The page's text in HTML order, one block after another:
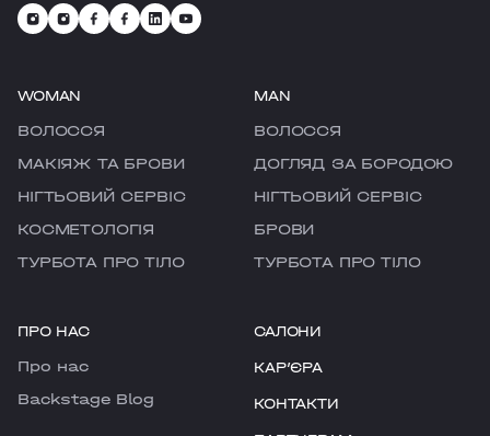
WOMAN
ВОЛОССЯ
МАКІЯЖ ТА БРОВИ
НІГТЬОВИЙ СЕРВІС
КОСМЕТОЛОГІЯ
ТУРБОТА ПРО ТІЛО
MAN
ВОЛОССЯ
ДОГЛЯД ЗА БОРОДОЮ
НІГТЬОВИЙ СЕРВІС
БРОВИ
ТУРБОТА ПРО ТІЛО
ПРО НАС
Про нас
Backstage Blog
САЛОНИ
КАРʼЄРА
КОНТАКТИ